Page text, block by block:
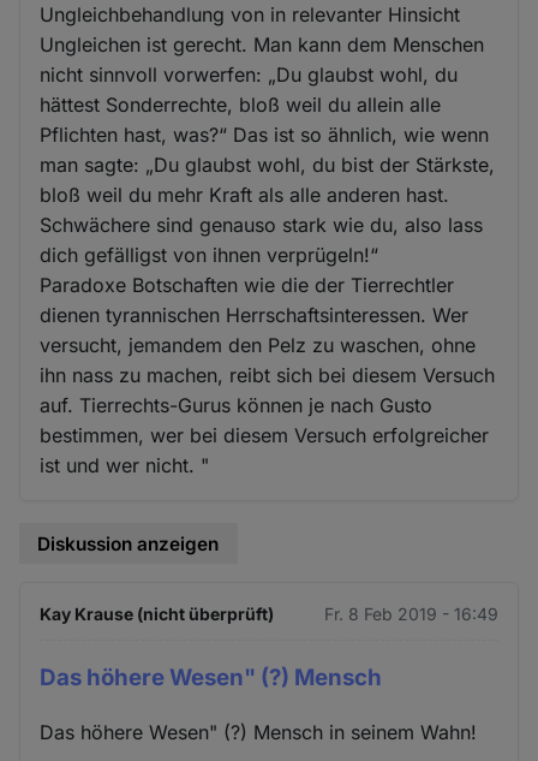
Ungleichbehandlung von in relevanter Hinsicht
Ungleichen ist gerecht. Man kann dem Menschen
nicht sinnvoll vorwerfen: „Du glaubst wohl, du
hättest Sonderrechte, bloß weil du allein alle
Pflichten hast, was?“ Das ist so ähnlich, wie wenn
man sagte: „Du glaubst wohl, du bist der Stärkste,
bloß weil du mehr Kraft als alle anderen hast.
Schwächere sind genauso stark wie du, also lass
dich gefälligst von ihnen verprügeln!“
Paradoxe Botschaften wie die der Tierrechtler
dienen tyrannischen Herrschaftsinteressen. Wer
versucht, jemandem den Pelz zu waschen, ohne
ihn nass zu machen, reibt sich bei diesem Versuch
auf. Tierrechts-Gurus können je nach Gusto
bestimmen, wer bei diesem Versuch erfolgreicher
ist und wer nicht. "
Diskussion anzeigen
Kay Krause (nicht überprüft) Fr. 8 Feb 2019 - 16:49
Das höhere Wesen" (?) Mensch
Das höhere Wesen" (?) Mensch in seinem Wahn!